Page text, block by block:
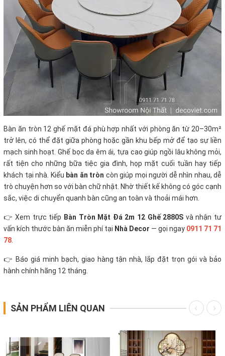
Bàn ăn tròn 12 ghế mặt đá phù hợp nhất với phòng ăn từ 20–30m²
trở lên, có thể đặt giữa phòng hoặc gần khu bếp mở để tạo sự liền
mạch sinh hoạt. Ghế bọc da êm ái, tựa cao giúp ngồi lâu không mỏi,
rất tiện cho những bữa tiệc gia đình, họp mặt cuối tuần hay tiếp
khách tại nhà. Kiểu bàn ăn tròn còn giúp mọi người dễ nhìn nhau, dễ
trò chuyện hơn so với bàn chữ nhật. Nhờ thiết kế không có góc cạnh
sắc, việc di chuyển quanh bàn cũng an toàn và thoải mái hơn.
👉 Xem trực tiếp Bàn Tròn Mặt Đá 2m 12 Ghế 2880S và nhận tư
vấn kích thước bàn ăn miễn phí tại Nhà Decor — gọi ngay 0911 71 71
78
👉 Báo giá minh bạch, giao hàng tận nhà, lắp đặt trọn gói và bảo
hành chính hãng 12 tháng.
SẢN PHẨM LIÊN QUAN